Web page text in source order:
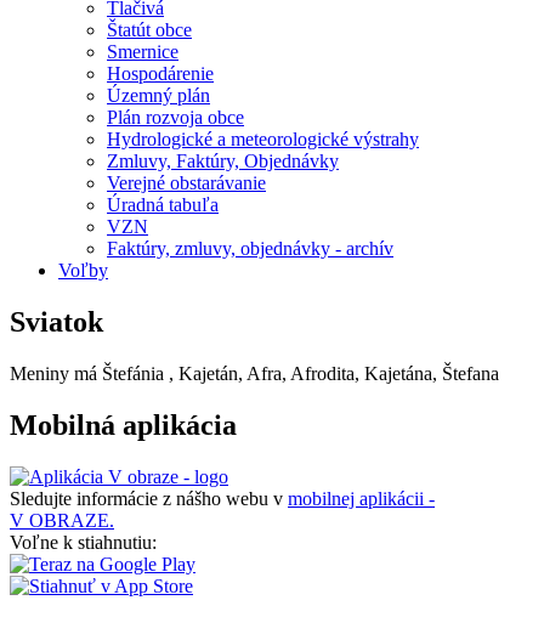
Tlačivá
Štatút obce
Smernice
Hospodárenie
Územný plán
Plán rozvoja obce
Hydrologické a meteorologické výstrahy
Zmluvy, Faktúry, Objednávky
Verejné obstarávanie
Úradná tabuľa
VZN
Faktúry, zmluvy, objednávky - archív
Voľby
Sviatok
Meniny má Štefánia , Kajetán, Afra, Afrodita, Kajetána, Štefana
Mobilná aplikácia
Sledujte informácie z nášho webu v mobilnej aplikácii -
V OBRAZE.
Voľne k stiahnutiu: